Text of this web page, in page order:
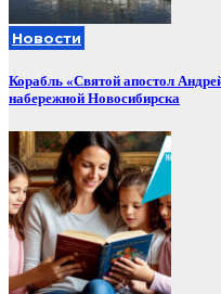
Новости
Корабль «Святой апостол
набережной Новосибирска